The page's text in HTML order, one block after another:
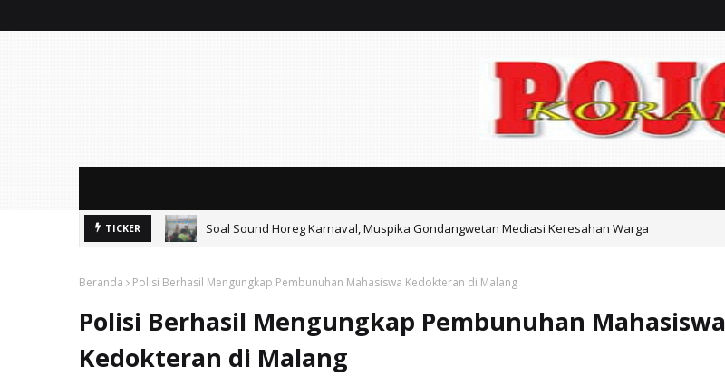
TICKER Soal Sound Horeg Karnaval, Muspika Gondangwetan Mediasi Keresahan Warga
Beranda Polisi Berhasil Mengungkap Pembunuhan Mahasiswa Kedokteran di Malang
Polisi Berhasil Mengungkap Pembunuhan Mahasiswa
Kedokteran di Malang